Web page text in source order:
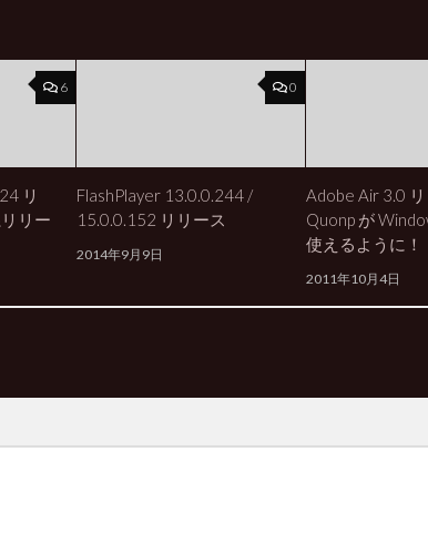
6
リ
リー
0
FlashPlayer 13.0.0.244 /
15.0.0.152 リリース
2014年9月9日
Adobe Air 3.0
Quonp が
使えるように！
2011年10月4日